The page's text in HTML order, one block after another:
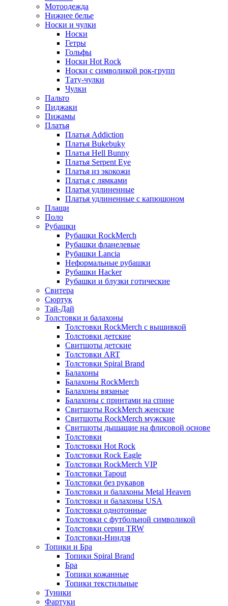
Мотоодежда
Нижнее белье
Носки и чулки
Носки
Гетры
Гольфы
Носки Hot Rock
Носки с символикой рок-групп
Тату-чулки
Чулки
Пальто
Пиджаки
Пижамы
Платья
Платья Addiction
Платья Bukebuky
Платья Hell Bunny
Платья Serpent Eye
Платья из экокожи
Платья с лямками
Платья удлиненные
Платья удлиненные с капюшоном
Плащи
Поло
Рубашки
Рубашки RockMerch
Рубашки фланелевые
Рубашки Lancia
Неформальные рубашки
Рубашки Hacker
Рубашки и блузки готические
Свитера
Сюртук
Тай-Дай
Толстовки и балахоны
Толстовки RockMerch с вышивкой
Толстовки детские
Свитшоты детские
Толстовки ART
Толстовки Spiral Brand
Балахоны
Балахоны RockMerch
Балахоны вязаные
Балахоны с принтами на спине
Свитшоты RockMerch женские
Свитшоты RockMerch мужские
Свитшоты дышащие на флисовой основе
Толстовки
Толстовки Hot Rock
Толстовки Rock Eagle
Толстовки RockMerch VIP
Толстовки Tapout
Толстовки без рукавов
Толстовки и балахоны Metal Heaven
Толстовки и балахоны USA
Толстовки однотонные
Толстовки с футбольной символикой
Толстовки серии TRW
Толстовки-Ниндзя
Топики и Бра
Топики Spiral Brand
Бра
Топики кожанные
Топики текстильные
Туники
Фартуки